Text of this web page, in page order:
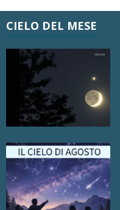
CIELO DEL MESE